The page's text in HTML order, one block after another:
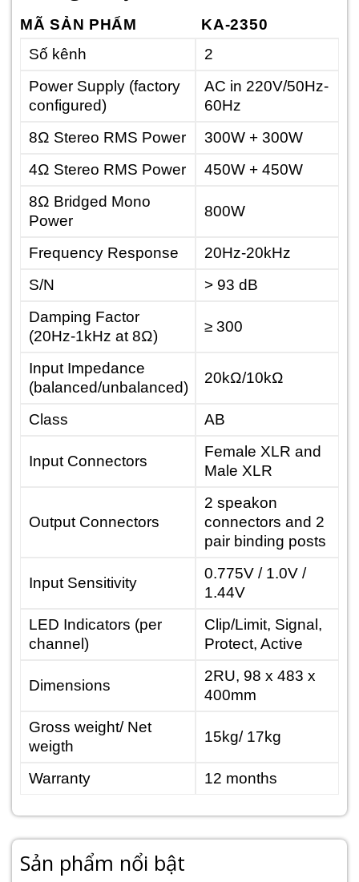
MÃ SẢN PHẨM
KA-2350
Số kênh
2
Power Supply (factory
configured)
AC in 220V/50Hz-
60Hz
8Ω Stereo RMS Power
300W + 300W
4Ω Stereo RMS Power
450W + 450W
8Ω Bridged Mono
Power
800W
Frequency Response
20Hz-20kHz
S/N
> 93 dB
Damping Factor
(20Hz-1kHz at 8Ω)
≥ 300
Input Impedance
(balanced/unbalanced)
20kΩ/10kΩ
Class AB
Input Connectors
Female XLR and
Male XLR
Output Connectors
2 speakon
connectors and 2
pair binding posts
Input Sensitivity
0.775V / 1.0V /
1.44V
LED Indicators (per
channel)
Clip/Limit, Signal,
Protect, Active
Dimensions
2RU, 98 x 483 x
400mm
Gross weight/ Net
weigth
15kg/ 17kg
Warranty 12 months
Sản phẩm nổi bật